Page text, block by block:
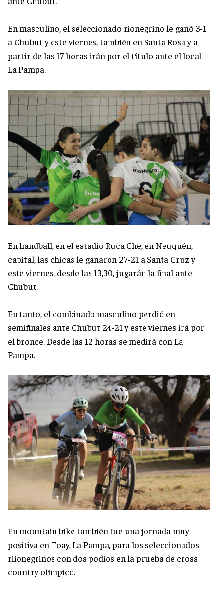
En masculino, el seleccionado rionegrino le ganó 3-1
a Chubut y este viernes, también en Santa Rosa y a
partir de las 17 horas irán por el título ante el local
La Pampa.
En handball, en el estadio Ruca Che, en Neuquén,
capital, las chicas le ganaron 27-21 a Santa Cruz y
este viernes, desde las 13,30, jugarán la final ante
Chubut.
En tanto, el combinado masculino perdió en
semifinales ante Chubut 24-21 y este viernes irá por
el bronce. Desde las 12 horas se medirá con La
Pampa.
En mountain bike también fue una jornada muy
positiva en Toay, La Pampa, para los seleccionados
riionegrinos con dos podios en la prueba de cross
country olímpico.